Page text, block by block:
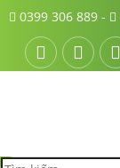
0399 306 889 -